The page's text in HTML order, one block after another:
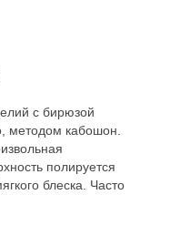
с бирюзой
методом кабошон.
полируется
блеска. Часто